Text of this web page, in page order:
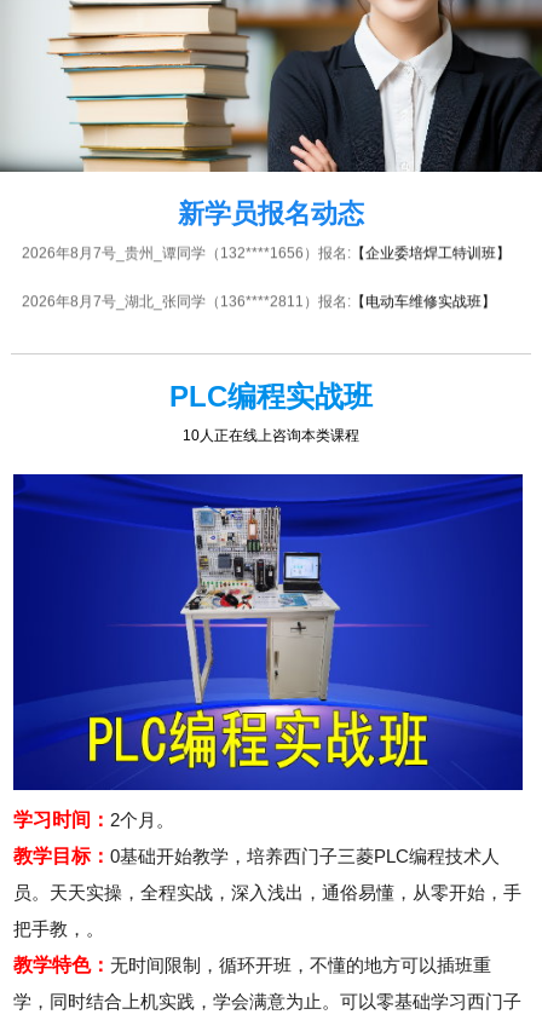
新学员报名动态
2026年8月7号_山西_韩同学（135****0346）报名:【空调维修实战班】
2026年8月7号黑龙江刘同学（133****0069）报名: 【叉车维修实战班】
2026年8月7号_重庆_李同学（154****8437）报名: 【水电安装实战班】
2026年8月7号_贵州_谭同学（132****1656）报名:【企业委培焊工特训班】
2026年8月7号_陕西_谭同学（131****1928）报名:
2026年8月7号_河南_代同学（134****4529）报名:
2026年8月7号_重庆_陈同学（181****3535）报名:【企业委培焊工特训班】
PLC编程实战班
10人正在线上咨询本类课程
学习时间： 2个月。
教学目标：0基础开始教学，培养西门子三菱PLC编程技术人
员。天天实操，全程实战，深入浅出，通俗易懂，从零开始，手
把手教，。
教学特色：无时间限制，循环开班，不懂的地方可以插班重
学，同时结合上机实践，学会满意为止。可以零基础学习西门子